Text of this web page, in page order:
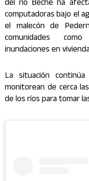
del río Beche ha
computadoras bajo el
el malecón de
comunidades
inundaciones en
La situación
monitorean de cerca
de los ríos para tomar